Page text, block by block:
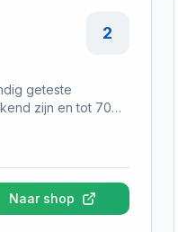
om scherpe
dat regelmatig
is naar handige
2
geteste
zijn en tot 70%
Naar shop